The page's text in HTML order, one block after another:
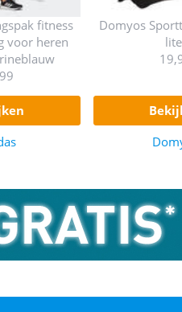
fitness
voor heren
Domyos